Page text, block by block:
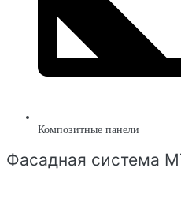
Композитные панели
Фасадная система